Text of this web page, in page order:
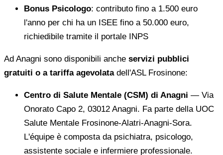
Bonus Psicologo: contributo fino a 1.500 euro
l'anno per chi ha un ISEE fino a 50.000 euro,
richiedibile tramite il portale INPS
Ad Anagni sono disponibili anche servizi pubblici
gratuiti o a tariffa agevolatadell'ASL Frosinone:
Centro di Salute Mentale (CSM) di Anagni — Via
Onorato Capo 2, 03012 Anagni. Fa parte della UOC
Salute Mentale Frosinone-Alatri-Anagni-Sora.
L'équipe è composta da psichiatra, psicologo,
assistente sociale e infermiere professionale.